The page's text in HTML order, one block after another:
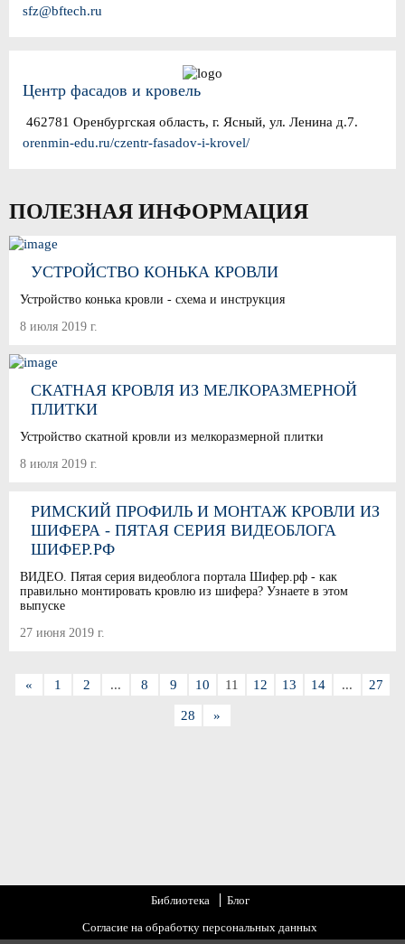
sfz@bftech.ru
Центр фасадов и кровель
462781 Оренбургская область, г. Ясный, ул. Ленина д.7.
orenmin-edu.ru/czentr-fasadov-i-krovel/
ПОЛЕЗНАЯ ИНФОРМАЦИЯ
УСТРОЙСТВО КОНЬКА КРОВЛИ
Устройство конька кровли - схема и инструкция
8 июля 2019 г.
СКАТНАЯ КРОВЛЯ ИЗ МЕЛКОРАЗМЕРНОЙ
ПЛИТКИ
Устройство скатной кровли из мелкоразмерной плитки
8 июля 2019 г.
РИМСКИЙ ПРОФИЛЬ И МОНТАЖ КРОВЛИ ИЗ
ШИФЕРА - ПЯТАЯ СЕРИЯ ВИДЕОБЛОГА
ШИФЕР.РФ
ВИДЕО. Пятая серия видеоблога портала Шифер.рф - как
правильно монтировать кровлю из шифера? Узнаете в этом
выпуске
27 июня 2019 г.
« 1 2 ... 8 9 10 11 12 13 14 ... 27
28 »
Библиотека
Блог
Согласие на обработку персональных данных